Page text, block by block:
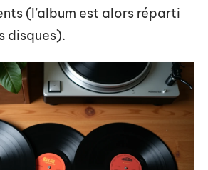
(l’album est alors réparti
disques).